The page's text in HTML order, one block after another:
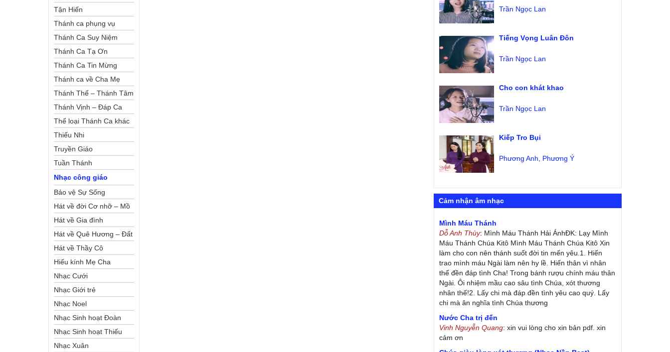
Tận Hiến
Thánh ca phụng vụ
Thánh Ca Suy Niệm
Thánh Ca Tạ Ơn
Thánh Ca Tin Mừng
Thánh ca về Cha Mẹ
Thánh Thể – Thánh Tâm
Thánh Vịnh – Đáp Ca
Thể loại Thánh Ca khác
Thiếu Nhi
Truyền Giáo
Tuần Thánh
Nhạc công giáo
Bảo vệ Sự Sống
Hát về đời Cơ nhỡ – Mồ
côi
Hát về Gia đình
Hát về Quê Hương – Đất
Nước
Hát về Thầy Cô
Hiếu kính Mẹ Cha
Nhạc Cưới
Nhạc Giới trẻ
Nhạc Noel
Nhạc Sinh hoạt Đoàn
Thể Công Giáo
Nhạc Sinh hoạt Thiếu
Nhi
Nhạc Xuân
Trần Ngọc Lan
Tiếng Vọng Luân Đôn
Trần Ngọc Lan
Cho con khát khao
Trần Ngọc Lan
Kiếp Tro Bụi
Phương Anh Phương Ý
Cảm nhận âm nhạc
Mình Máu Thánh
Dỗ Anh Thùy: Mình Máu Thánh Hải ÁnhĐK: Lạy Mình
Máu Thánh Chúa Kitô Mình Máu Thánh Chúa Kitô Xin
làm cho con nên thánh suốt đời tin mến yêu.1. Hiến
trao mình máu Ngài làm nên hy lề. Hiến thân vì nhân
thế đền đáp tình Cha! Trong bánh rượu chính máu thân
Ngài. Ôi nhiệm mầu cao sâu tình Chúa, xót thương
nhân thế!2. Lấy chi mà đáp đền tình yêu cao quý. Lấy
chi mà ân nghĩa tình Chúa thương
Nước Cha trị đến
Vinh Nguyễn Quang: xin vui lòng cho xin bản pdf. xin
cảm ơn